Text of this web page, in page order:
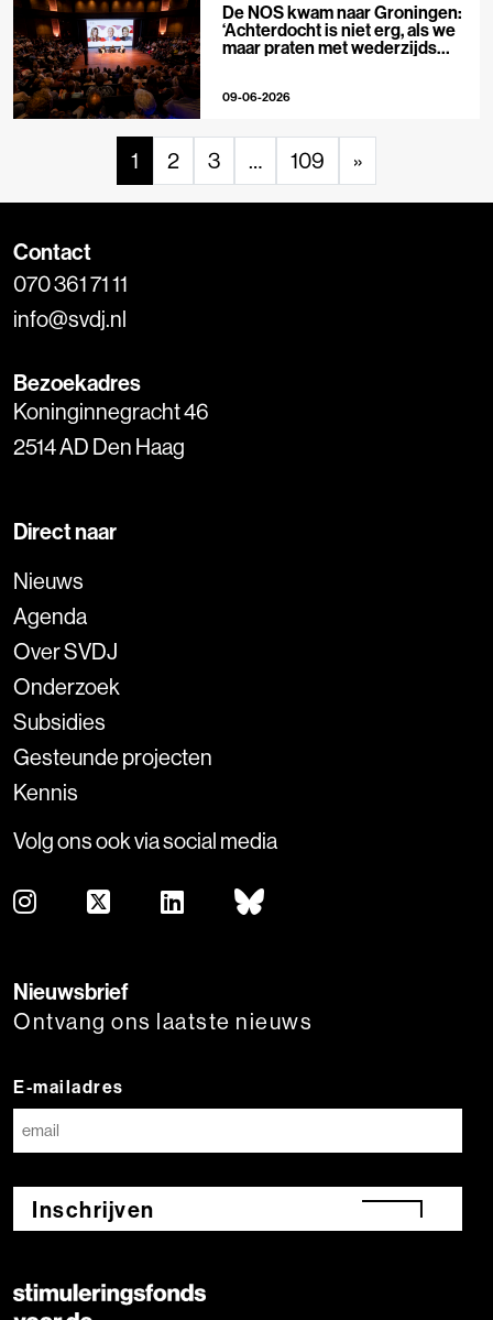
De NOS kwam naar Groningen:
‘Achterdocht is niet erg, als we
maar praten met wederzijds
09-06-2026
1 2 3 … 109 »
Contact
070 361 71 11
info@svdj.nl
Bezoekadres
Koninginnegracht 46
2514 AD Den Haag
Direct naar
Nieuws
Agenda
Over SVDJ
Onderzoek
Subsidies
Gesteunde projecten
Kennis
Volg ons ook via social media
Nieuwsbrief
Ontvang ons laatste nieuws
E-mailadres
Inschrijven